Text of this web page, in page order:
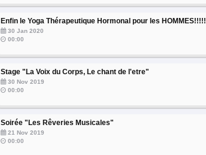
Enfin le Yoga Thérapeutique Hormonal pour les HOMMES!!!!!
30 Jan 2020
00:00
Stage "La Voix du Corps, Le chant de l'etre"
30 Nov 2019
00:00
Soirée "Les Rêveries Musicales"
21 Nov 2019
00:00